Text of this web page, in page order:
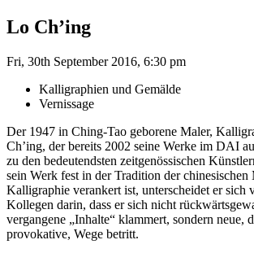
Lo Ch’ing
Fri, 30th September 2016, 6:30 pm
Kalligraphien und Gemälde
Vernissage
Der 1947 in Ching-Tao geborene Maler,
Ch’ing, der bereits 2002 seine Werke im DAI
zu den bedeutendsten zeitgenössischen
sein Werk fest in der Tradition der chinesischen
Kalligraphie verankert ist, unterscheidet er sich
Kollegen darin, dass er sich nicht
vergangene „Inhalte“ klammert, sondern neue,
provokative, Wege betritt.